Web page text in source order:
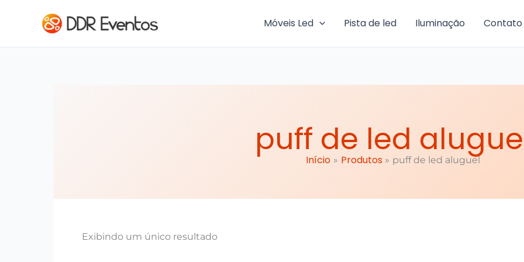
Móveis Led
Pista de led Iluminação Contato
puff de led
Início Produtos puff de led aluguel
Exibindo um único resultado